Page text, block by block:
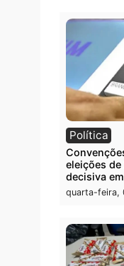
quarta-
Polícia
80 para
quarta-